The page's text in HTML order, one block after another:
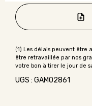
UGS : GAMO2861